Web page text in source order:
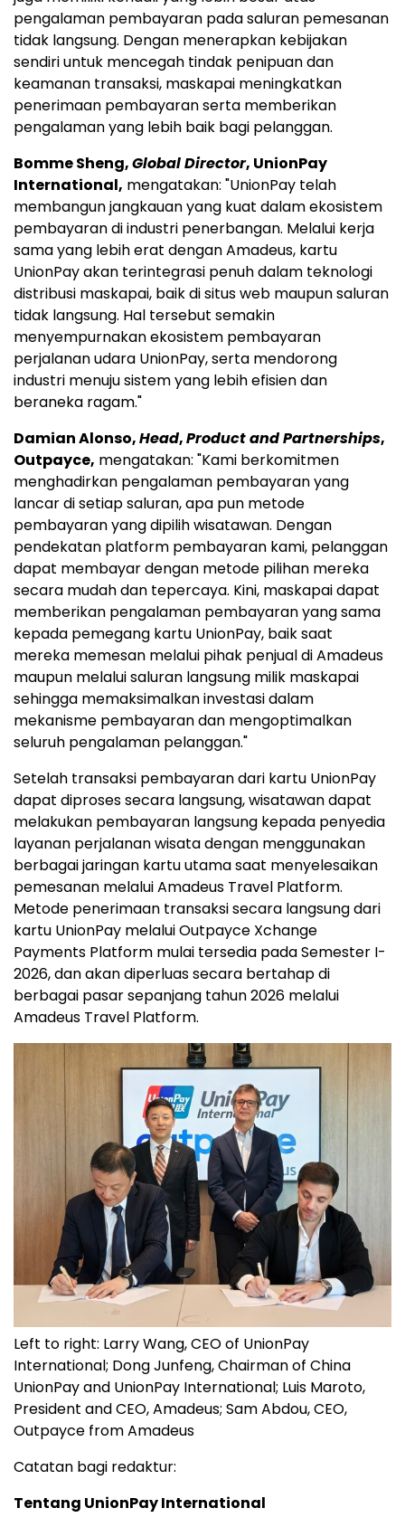
pengalaman pembayaran pada saluran pemesanan
tidak langsung. Dengan menerapkan kebijakan
sendiri untuk mencegah tindak penipuan dan
keamanan transaksi, maskapai meningkatkan
penerimaan pembayaran serta memberikan
pengalaman yang lebih baik bagi pelanggan.
Bomme Sheng,Global Director, UnionPay
International, mengatakan: "UnionPay telah
membangun jangkauan yang kuat dalam ekosistem
pembayaran di industri penerbangan. Melalui kerja
sama yang lebih erat dengan Amadeus, kartu
UnionPay akan terintegrasi penuh dalam teknologi
distribusi maskapai, baik di situs web maupun saluran
tidak langsung. Hal tersebut semakin
menyempurnakan ekosistem pembayaran
perjalanan udara UnionPay, serta mendorong
industri menuju sistem yang lebih efisien dan
beraneka ragam."
Damian Alonso,Head,Product and Partnerships,
Outpayce, mengatakan: "Kami berkomitmen
menghadirkan pengalaman pembayaran yang
lancar di setiap saluran, apa pun metode
pembayaran yang dipilih wisatawan. Dengan
pendekatan platform pembayaran kami, pelanggan
dapat membayar dengan metode pilihan mereka
secara mudah dan tepercaya. Kini, maskapai dapat
memberikan pengalaman pembayaran yang sama
kepada pemegang kartu UnionPay, baik saat
mereka memesan melalui pihak penjual di Amadeus
maupun melalui saluran langsung milik maskapai
sehingga memaksimalkan investasi dalam
mekanisme pembayaran dan mengoptimalkan
seluruh pengalaman pelanggan."
Setelah transaksi pembayaran dari kartu UnionPay
dapat diproses secara langsung, wisatawan dapat
melakukan pembayaran langsung kepada penyedia
layanan perjalanan wisata dengan menggunakan
berbagai jaringan kartu utama saat menyelesaikan
pemesanan melalui Amadeus Travel Platform.
Metode penerimaan transaksi secara langsung dari
kartu UnionPay melalui Outpayce Xchange
Payments Platform mulai tersedia pada Semester I-
2026, dan akan diperluas secara bertahap di
berbagai pasar sepanjang tahun 2026 melalui
Amadeus Travel Platform.
Left to right: Larry Wang, CEO of UnionPay
International; Dong Junfeng, Chairman of China
UnionPay and UnionPay International; Luis Maroto,
President and CEO, Amadeus; Sam Abdou, CEO,
Outpayce from Amadeus
Catatan bagi redaktur:
Tentang UnionPay International